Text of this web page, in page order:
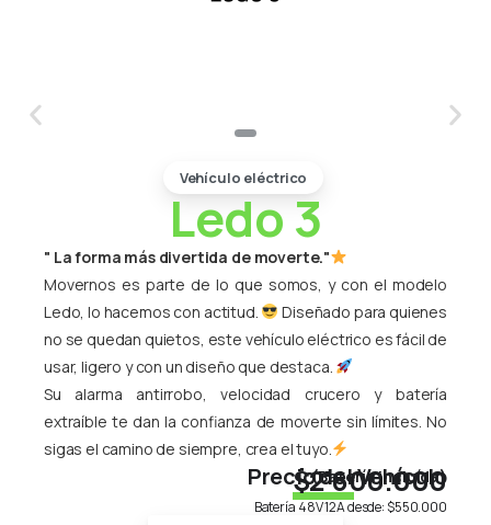
Vehículo eléctrico
Ledo 3
" La forma más divertida de moverte."
Movernos es parte de lo que somos, y con el modelo
Ledo, lo hacemos con actitud.
Diseñado para quienes
no se quedan quietos, este vehículo eléctrico es fácil de
usar, ligero y con un diseño que destaca.
Su alarma antirrobo, velocidad crucero y batería
extraíble te dan la confianza de moverte sin límites. No
sigas el camino de siempre, crea el tuyo.
Precio del Vehículo
(Batería incluída)
$2'600.000
Batería 48V 12A desde:$550.000